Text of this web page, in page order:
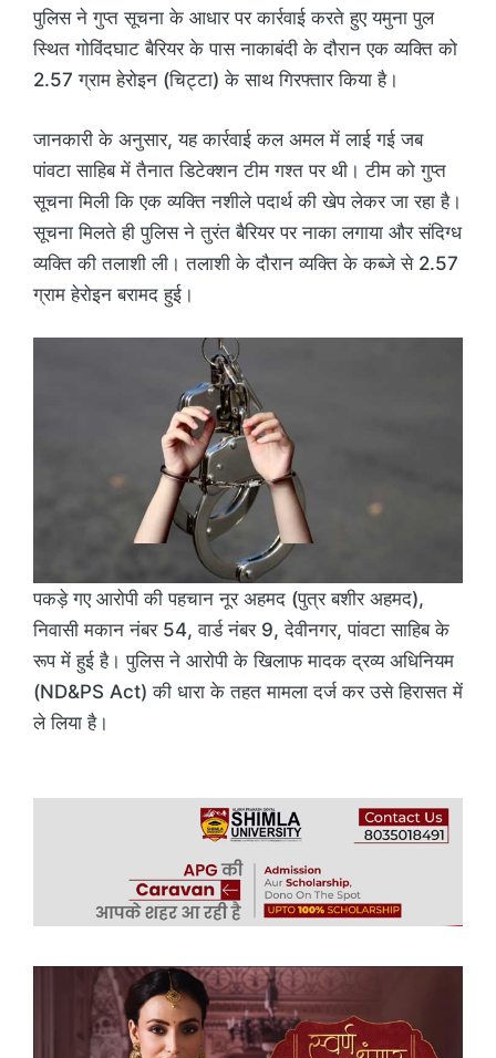
पुलिस ने गुप्त सूचना के आधार पर कार्रवाई करते हुए यमुना पुल
स्थित गोविंदघाट बैरियर के पास नाकाबंदी के दौरान एक व्यक्ति को
2.57 ग्राम हेरोइन (चिट्टा) के साथ गिरफ्तार किया है।
जानकारी के अनुसार, यह कार्रवाई कल अमल में लाई गई जब
पांवटा साहिब में तैनात डिटेक्शन टीम गश्त पर थी। टीम को गुप्त
सूचना मिली कि एक व्यक्ति नशीले पदार्थ की खेप लेकर जा रहा है।
सूचना मिलते ही पुलिस ने तुरंत बैरियर पर नाका लगाया और संदिग्ध
व्यक्ति की तलाशी ली। तलाशी के दौरान व्यक्ति के कब्जे से 2.57
ग्राम हेरोइन बरामद हुई।
पकड़े गए आरोपी की पहचान नूर अहमद (पुत्र बशीर अहमद),
निवासी मकान नंबर 54, वार्ड नंबर 9, देवीनगर, पांवटा साहिब के
रूप में हुई है। पुलिस ने आरोपी के खिलाफ मादक द्रव्य अधिनियम
(ND&PS Act) की धारा के तहत मामला दर्ज कर उसे हिरासत में
ले लिया है।